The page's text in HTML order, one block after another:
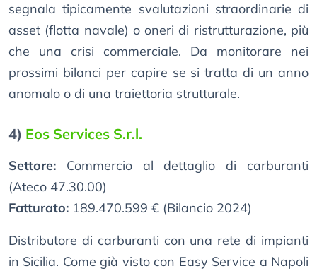
segnala tipicamente svalutazioni straordinarie di
asset (flotta navale) o oneri di ristrutturazione, più
che una crisi commerciale. Da monitorare nei
prossimi bilanci per capire se si tratta di un anno
anomalo o di una traiettoria strutturale.
4) Eos Services S.r.l.
Settore: Commercio al dettaglio di carburanti
(Ateco 47.30.00)
Fatturato: 189.470.599 € (Bilancio 2024)
Distributore di carburanti con una rete di impianti
in Sicilia. Come già visto con Easy Service a Napoli